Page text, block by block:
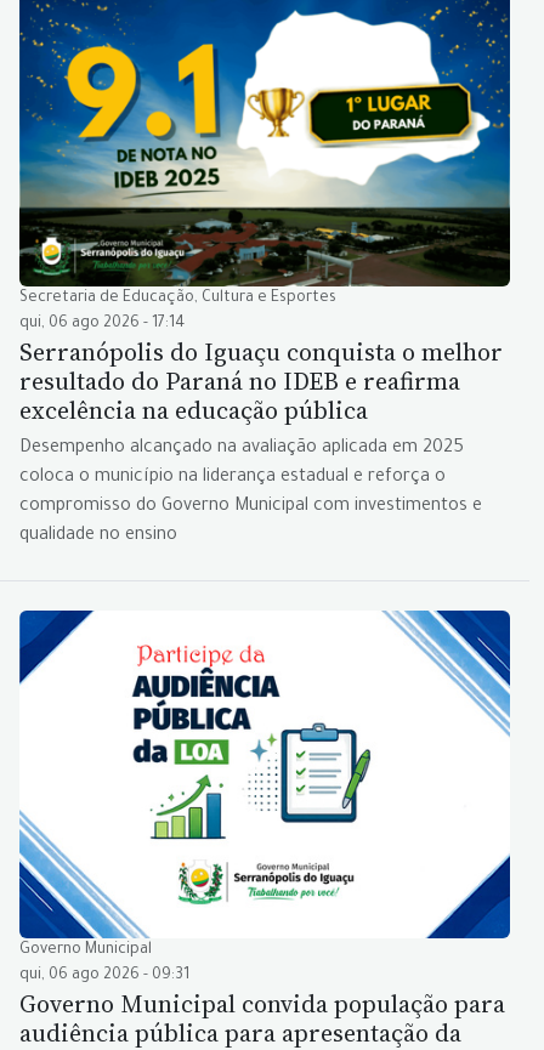
Secretaria de Educação, Cultura e Esportes
qui, 06 ago 2026 - 17:14
Serranópolis do Iguaçu conquista o melhor
resultado do Paraná no IDEB e reafirma
excelência na educação pública
Desempenho alcançado na avaliação aplicada em 2025
coloca o município na liderança estadual e reforça o
compromisso do Governo Municipal com investimentos e
qualidade no ensino
Governo Municipal
qui, 06 ago 2026 - 09:31
Governo Municipal convida população para
audiência pública para apresentação da